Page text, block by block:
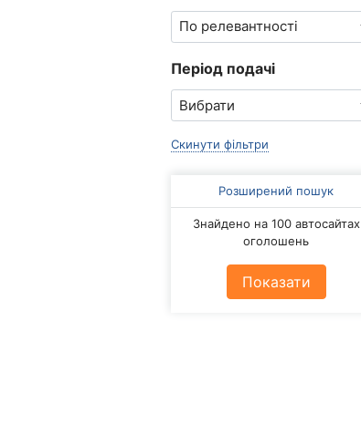
Період подачі
Скинути фільтри
Розширений пошук
Знайдено на 100 автосайтах
оголошень
Показати